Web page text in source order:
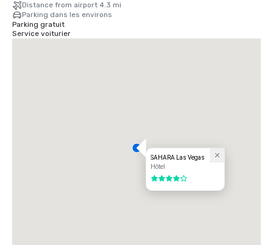
Distance from airport 4.3 mi
Parking dans les environs
Parking gratuit
Service voiturier
SAHARA Las Vegas
Hôtel
4 sur 5